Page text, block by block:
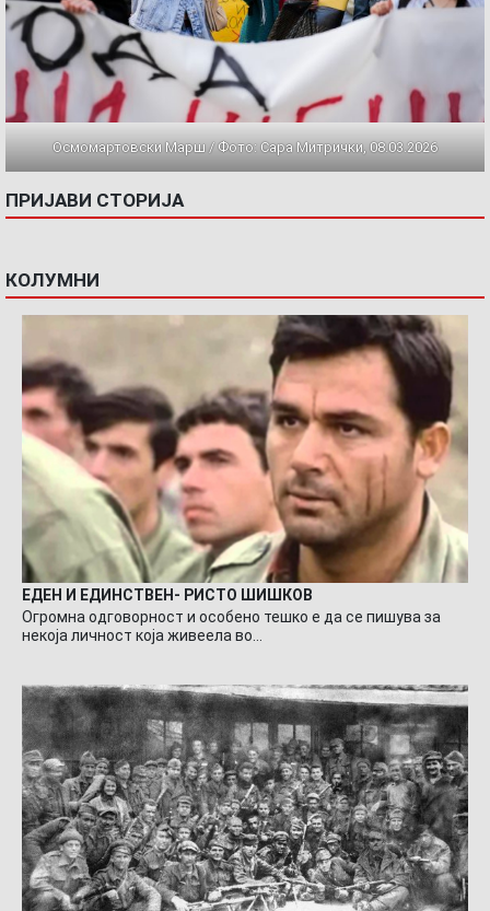
Осмомартовски Марш / Фото: Сара Митрички, 08.03.2026
ПРИЈАВИ СТОРИЈА
КОЛУМНИ
ЕДЕН И ЕДИНСТВЕН- РИСТО ШИШКОВ
Огромна одговорност и особено тешко е да се пишува за
некоја личност која живеела во…